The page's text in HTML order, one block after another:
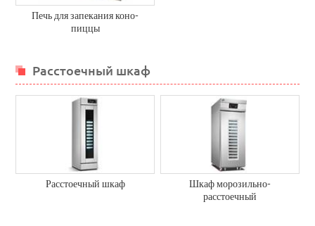
Печь для запекания коно-
пиццы
Расстоечный шкаф
Расстоечный шкаф
Шкаф морозильно-
расстоечный